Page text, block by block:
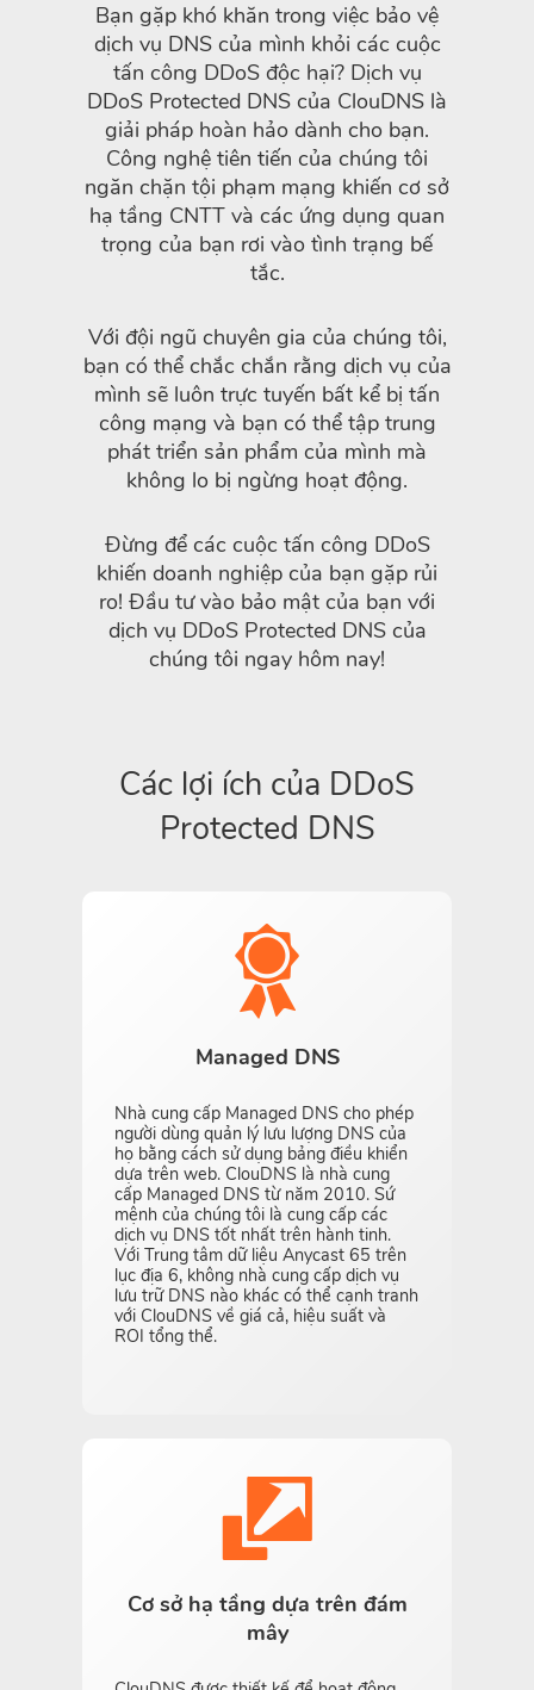
Bạn gặp khó khăn trong việc bảo vệ
dịch vụ DNS của mình khỏi các cuộc
tấn công DDoS độc hại? Dịch vụ
DDoS Protected DNS của ClouDNS là
giải pháp hoàn hảo dành cho bạn.
Công nghệ tiên tiến của chúng tôi
ngăn chặn tội phạm mạng khiến cơ sở
hạ tầng CNTT và các ứng dụng quan
trọng của bạn rơi vào tình trạng bế
tắc.
Với đội ngũ chuyên gia của chúng tôi,
bạn có thể chắc chắn rằng dịch vụ của
mình sẽ luôn trực tuyến bất kể bị tấn
công mạng và bạn có thể tập trung
phát triển sản phẩm của mình mà
không lo bị ngừng hoạt động.
Đừng để các cuộc tấn công DDoS
khiến doanh nghiệp của bạn gặp rủi
ro! Đầu tư vào bảo mật của bạn với
dịch vụ DDoS Protected DNS của
chúng tôi ngay hôm nay!
Các lợi ích của DDoS
Protected DNS
Managed DNS
Nhà cung cấp Managed DNS cho phép
người dùng quản lý lưu lượng DNS của
họ bằng cách sử dụng bảng điều khiển
dựa trên web. ClouDNS là nhà cung
cấp Managed DNS từ năm 2010. Sứ
mệnh của chúng tôi là cung cấp các
dịch vụ DNS tốt nhất trên hành tinh.
Với Trung tâm dữ liệu Anycast 65 trên
lục địa 6, không nhà cung cấp dịch vụ
lưu trữ DNS nào khác có thể cạnh tranh
với ClouDNS về giá cả, hiệu suất và
ROI tổng thể.
Cơ sở hạ tầng dựa trên đám
mây